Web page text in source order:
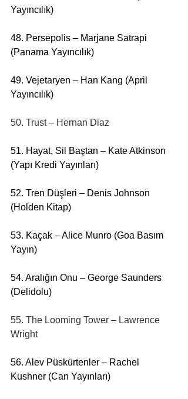
Yayıncılık)
48. Persepolis – Marjane Satrapi
(Panama Yayıncılık)
49. Vejetaryen – Han Kang (April
Yayıncılık)
50. Trust – Hernan Diaz
51. Hayat, Sil Baştan – Kate Atkinson
(Yapı Kredi Yayınları)
52. Tren Düşleri – Denis Johnson
(Holden Kitap)
53. Kaçak – Alice Munro (Goa Basım
Yayın)
54. Aralığın Onu – George Saunders
(Delidolu)
55. The Looming Tower – Lawrence
Wright
56. Alev Püskürtenler – Rachel
Kushner (Can Yayınları)